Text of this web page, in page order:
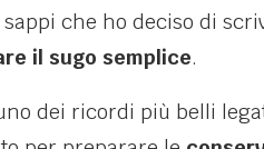
che ho deciso di
il sugo semplice.
dei ricordi più belli